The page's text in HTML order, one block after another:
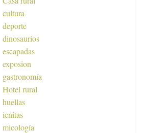
cultura
deporte
dinosaurios
escapadas
exposion
gastronomía
Hotel rural
huellas
icnitas
micología